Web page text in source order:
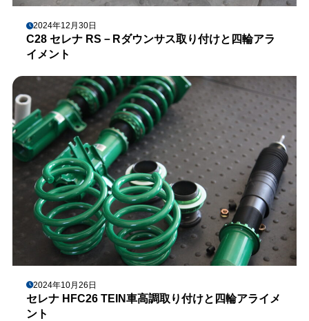
2024年12月30日
C28 セレナ RS－Rダウンサス取り付けと四輪アラ
イメント
2024年10月26日
セレナ HFC26 TEIN車高調取り付けと四輪アライメ
ント